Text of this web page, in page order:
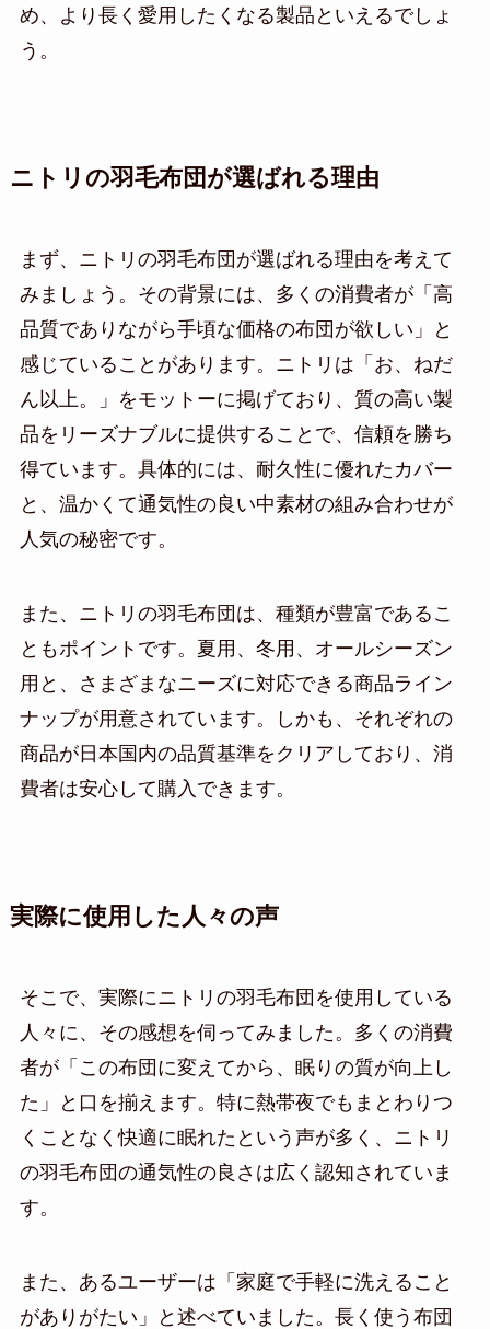
め、より長く愛用したくなる製品といえるでしょ
う。
ニトリの羽毛布団が選ばれる理由
まず、ニトリの羽毛布団が選ばれる理由を考えて
みましょう。その背景には、多くの消費者が「高
品質でありながら手頃な価格の布団が欲しい」と
感じていることがあります。ニトリは「お、ねだ
ん以上。」をモットーに掲げており、質の高い製
品をリーズナブルに提供することで、信頼を勝ち
得ています。具体的には、耐久性に優れたカバー
と、温かくて通気性の良い中素材の組み合わせが
人気の秘密です。
また、ニトリの羽毛布団は、種類が豊富であるこ
ともポイントです。夏用、冬用、オールシーズン
用と、さまざまなニーズに対応できる商品ライン
ナップが用意されています。しかも、それぞれの
商品が日本国内の品質基準をクリアしており、消
費者は安心して購入できます。
実際に使用した人々の声
そこで、実際にニトリの羽毛布団を使用している
人々に、その感想を伺ってみました。多くの消費
者が「この布団に変えてから、眠りの質が向上し
た」と口を揃えます。特に熱帯夜でもまとわりつ
くことなく快適に眠れたという声が多く、ニトリ
の羽毛布団の通気性の良さは広く認知されていま
す。
また、あるユーザーは「家庭で手軽に洗えること
がありがたい」と述べていました。長く使う布団